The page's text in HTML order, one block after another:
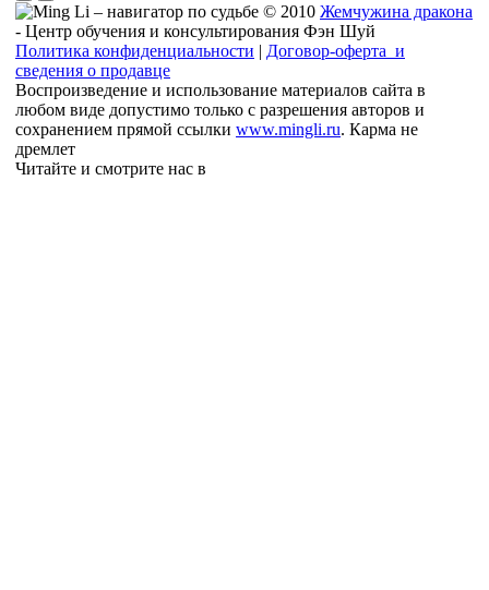
© 2010 Жемчужина дракона
- Центр обучения и консультирования Фэн Шуй
Политика конфиденциальности | Договор-оферта и
сведения о продавце
Воспроизведение и использование материалов сайта в
любом виде допустимо только с разрешения авторов и
сохранением прямой ссылки www.mingli.ru. Карма не
дремлет
Читайте и смотрите нас в